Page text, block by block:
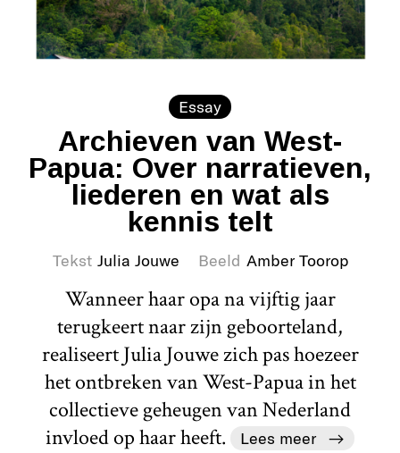
Essay
Archieven van West-
Papua: Over narratieven,
liederen en wat als
kennis telt
Tekst Julia Jouwe Beeld Amber Toorop
Wanneer haar opa na vijftig jaar
terugkeert naar zijn geboorteland,
realiseert Julia Jouwe zich pas hoezeer
het ontbreken van West-Papua in het
collectieve geheugen van Nederland
invloed op haar heeft.
Lees meer